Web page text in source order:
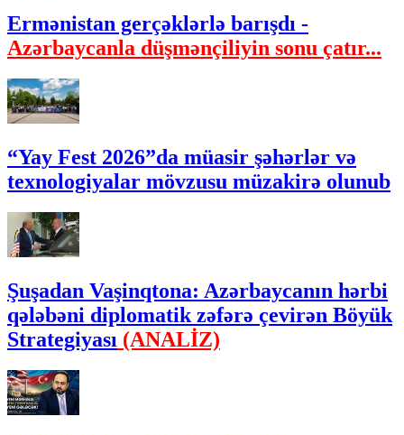
Ermənistan gerçəklərlə barışdı -
Azərbaycanla düşmənçiliyin sonu çatır...
“Yay Fest 2026”da müasir şəhərlər və
texnologiyalar mövzusu müzakirə olunub
Şuşadan Vaşinqtona: Azərbaycanın hərbi
qələbəni diplomatik zəfərə çevirən Böyük
Strategiyası (ANALİZ)